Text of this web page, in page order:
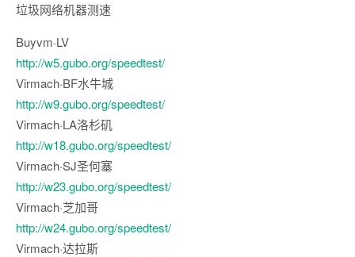
垃圾网络机器测速
Buyvm·LV
http://w5.gubo.org/speedtest/
Virmach·BF水牛城
http://w9.gubo.org/speedtest/
Virmach·LA洛杉矶
http://w18.gubo.org/speedtest/
Virmach·SJ圣何塞
http://w23.gubo.org/speedtest/
Virmach·芝加哥
http://w24.gubo.org/speedtest/
Virmach·达拉斯